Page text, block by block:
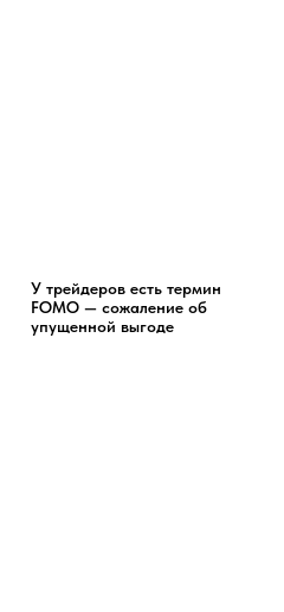
У трейдеров есть термин
FOMO — сожаление об
упущенной выгоде